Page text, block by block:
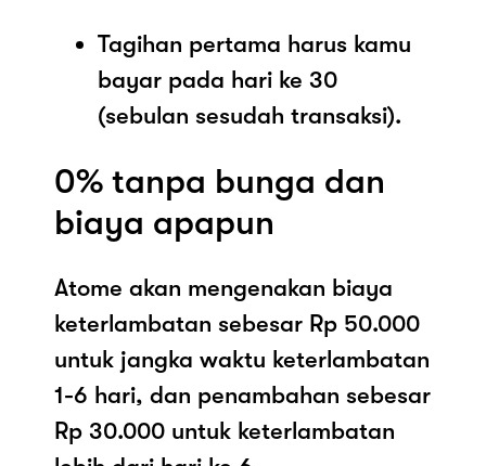
Tagihan pertama harus kamu
bayar pada hari ke 30
(sebulan sesudah transaksi).
0% tanpa bunga dan
biaya apapun
Atome akan mengenakan biaya
keterlambatan sebesar Rp 50.000
untuk jangka waktu keterlambatan
1-6 hari, dan penambahan sebesar
Rp 30.000 untuk keterlambatan